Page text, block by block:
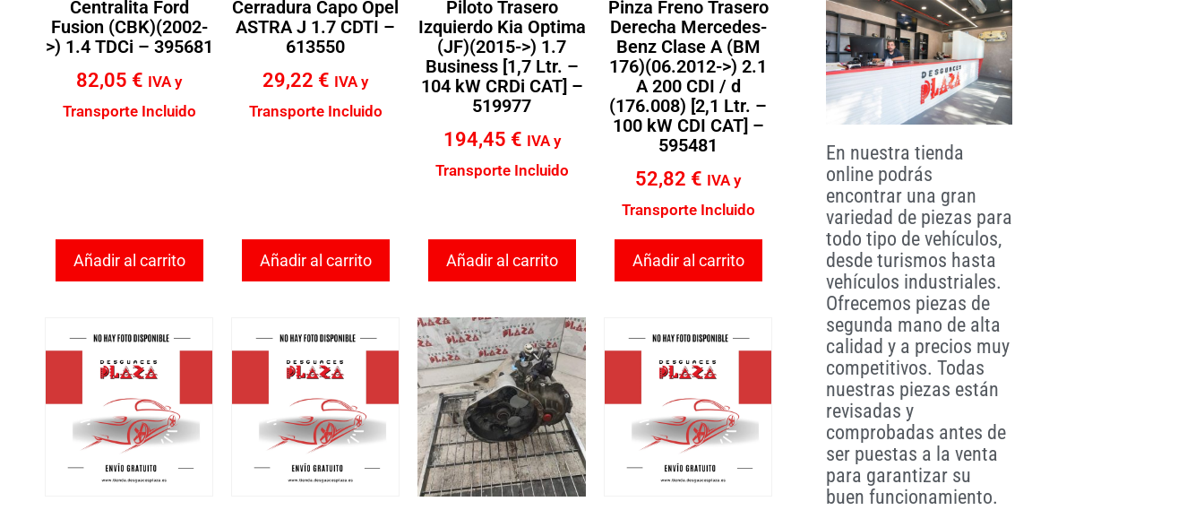
Centralita Ford
Fusion (CBK)(2002-
>) 1.4 TDCi – 395681
82,05 € IVA y
Transporte Incluido
Añadir al carrito
Cerradura Capo Opel
ASTRA J 1.7 CDTI –
613550
29,22 € IVA y
Transporte Incluido
Añadir al carrito
Piloto Trasero
Izquierdo Kia Optima
(JF)(2015->) 1.7
Business [1,7 Ltr. –
104 kW CRDi CAT] –
519977
194,45 € IVA y
Transporte Incluido
Añadir al carrito
Pinza Freno Trasero
Derecha Mercedes-
Benz Clase A (BM
176)(06.2012->) 2.1
A 200 CDI / d
(176.008) [2,1 Ltr. –
100 kW CDI CAT] –
595481
52,82 € IVA y
Transporte Incluido
Añadir al carrito
En nuestra tienda
online podrás
encontrar una gran
variedad de piezas para
todo tipo de vehículos,
desde turismos hasta
vehículos industriales.
Ofrecemos piezas de
segunda mano de alta
calidad y a precios muy
competitivos. Todas
nuestras piezas están
revisadas y
comprobadas antes de
ser puestas a la venta
para garantizar su
buen funcionamiento.